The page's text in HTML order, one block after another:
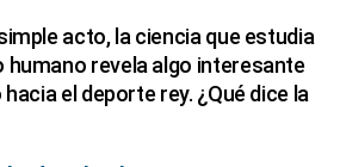
acto, la ciencia que estudia
revela algo interesante
el deporte rey. ¿Qué dice la